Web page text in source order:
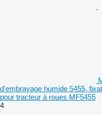
d'embrayage humide 5455,
pour tracteur à roues MF5455
4